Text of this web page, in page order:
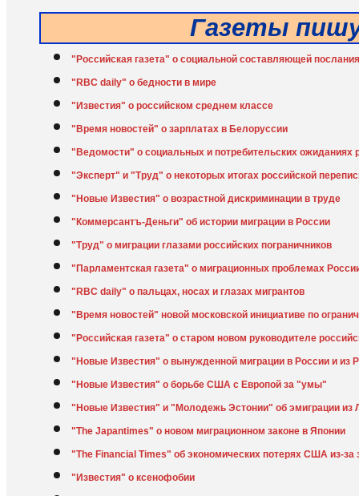
Газеты
"Российская газета" о социальной составляющей
"RBC daily" о бедности в мире
"Известия" о российском среднем классе
"Время новостей" о зарплатах в Белоруссии
"Ведомости" о социальных и потребительских ожиданиях
"Эксперт" и "Труд" о некоторых итогах российской
"Новые Известия" о возрастной дискриминации в труде
"Коммерсантъ-Деньги" об истории миграции в России
"Труд" о миграции глазами российских пограничников
"Парламентская газета" о миграционных проблемах
"RBC daily" о пальцах, носах и глазах мигрантов
"Время новостей" новой московской инициативе по
"Российская газета" о старом новом руководителе
"Новые Известия" о вынужденной миграции в России и из
"Новые Известия" о борьбе США с Европой за "умы"
"Новые Известия" и "Молодежь Эстонии" об эмиграции из
"The Japantimes" о новом миграционном законе в Японии
"The Financial Times" об экономических потерях США из-за
"Известия" о ксенофобии